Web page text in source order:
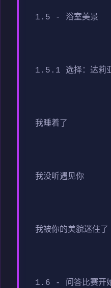
1.5 - 浴室美景
1.5.1 选择：达莉
我睡着了
我没听遇见你
我被你的美貌迷住
1.6 - 问答比赛开